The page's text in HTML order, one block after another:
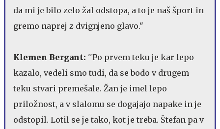
da mi je bilo zelo žal odstopa, a to je naš šport in
gremo naprej z dvignjeno glavo."
Klemen Bergant: ''Po prvem teku je kar lepo
kazalo, vedeli smo tudi, da se bodo v drugem
teku stvari premešale. Žan je imel lepo
priložnost, a v slalomu se dogajajo napake in je
odstopil. Lotil se je tako, kot je treba. Štefan pa v